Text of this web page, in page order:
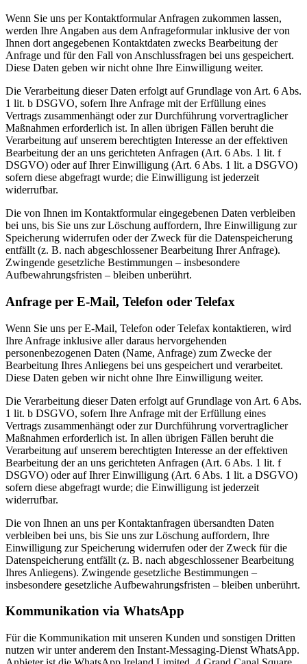
Wenn Sie uns per Kontaktformular Anfragen zukommen lassen,
werden Ihre Angaben aus dem Anfrageformular inklusive der von
Ihnen dort angegebenen Kontaktdaten zwecks Bearbeitung der
Anfrage und für den Fall von Anschlussfragen bei uns gespeichert.
Diese Daten geben wir nicht ohne Ihre Einwilligung weiter.
Die Verarbeitung dieser Daten erfolgt auf Grundlage von Art. 6 Abs.
1 lit. b DSGVO, sofern Ihre Anfrage mit der Erfüllung eines
Vertrags zusammenhängt oder zur Durchführung vorvertraglicher
Maßnahmen erforderlich ist. In allen übrigen Fällen beruht die
Verarbeitung auf unserem berechtigten Interesse an der effektiven
Bearbeitung der an uns gerichteten Anfragen (Art. 6 Abs. 1 lit. f
DSGVO) oder auf Ihrer Einwilligung (Art. 6 Abs. 1 lit. a DSGVO)
sofern diese abgefragt wurde; die Einwilligung ist jederzeit
widerrufbar.
Die von Ihnen im Kontaktformular eingegebenen Daten verbleiben
bei uns, bis Sie uns zur Löschung auffordern, Ihre Einwilligung zur
Speicherung widerrufen oder der Zweck für die Datenspeicherung
entfällt (z. B. nach abgeschlossener Bearbeitung Ihrer Anfrage).
Zwingende gesetzliche Bestimmungen – insbesondere
Aufbewahrungsfristen – bleiben unberührt.
Anfrage per E-Mail, Telefon oder Telefax
Wenn Sie uns per E-Mail, Telefon oder Telefax kontaktieren, wird
Ihre Anfrage inklusive aller daraus hervorgehenden
personenbezogenen Daten (Name, Anfrage) zum Zwecke der
Bearbeitung Ihres Anliegens bei uns gespeichert und verarbeitet.
Diese Daten geben wir nicht ohne Ihre Einwilligung weiter.
Die Verarbeitung dieser Daten erfolgt auf Grundlage von Art. 6 Abs.
1 lit. b DSGVO, sofern Ihre Anfrage mit der Erfüllung eines
Vertrags zusammenhängt oder zur Durchführung vorvertraglicher
Maßnahmen erforderlich ist. In allen übrigen Fällen beruht die
Verarbeitung auf unserem berechtigten Interesse an der effektiven
Bearbeitung der an uns gerichteten Anfragen (Art. 6 Abs. 1 lit. f
DSGVO) oder auf Ihrer Einwilligung (Art. 6 Abs. 1 lit. a DSGVO)
sofern diese abgefragt wurde; die Einwilligung ist jederzeit
widerrufbar.
Die von Ihnen an uns per Kontaktanfragen übersandten Daten
verbleiben bei uns, bis Sie uns zur Löschung auffordern, Ihre
Einwilligung zur Speicherung widerrufen oder der Zweck für die
Datenspeicherung entfällt (z. B. nach abgeschlossener Bearbeitung
Ihres Anliegens). Zwingende gesetzliche Bestimmungen –
insbesondere gesetzliche Aufbewahrungsfristen – bleiben unberührt.
Kommunikation via WhatsApp
Für die Kommunikation mit unseren Kunden und sonstigen Dritten
nutzen wir unter anderem den Instant-Messaging-Dienst WhatsApp.